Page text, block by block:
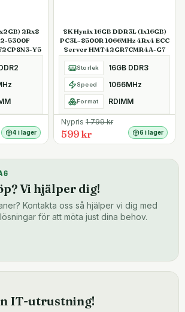
2Rx8
5300F
Y5
4 i lager
SK Hynix 16GB DDR3L (1x16GB)
PC3L-8500R 1066MHz 4Rx4 ECC
Server HMT42GR7CMR4A-G7
Storlek 16GB DDR3
Speed 1066MHz
Format RDIMM
Nypris 1 799kr
599 kr 6 i lager
Vi hjälper dig!
Kontakta oss så hjälper vi dig med
för att möta just dina behov.
IT-utrustning!